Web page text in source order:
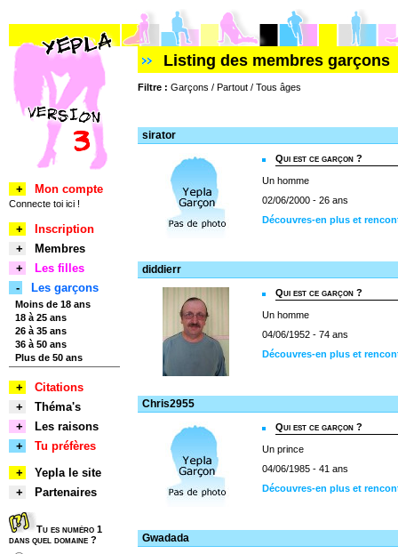
Listing des membres garçons
Filtre : Garçons / Partout / Tous âges
sirator
Qui est ce garçon ?
Un homme
02/06/2000 - 26 ans
Découvres-en plus et
diddierr
Qui est ce garçon ?
Un homme
04/06/1952 - 74 ans
Découvres-en plus et
Chris2955
Qui est ce garçon ?
Un prince
04/06/1985 - 41 ans
Découvres-en plus et
Gwadada
+ Mon compte
Connecte toi ici !
+
Inscription
+
Membres
+
Les filles
-
Les garçons
Moins de 18 ans
18 à 25 ans
26 à 35 ans
36 à 50 ans
Plus de 50 ans
+
Citations
+
Théma's
+
Les raisons
+
Tu préfères
+
Yepla le site
+
Partenaires
Tu es numéro 1
dans quel domaine ?